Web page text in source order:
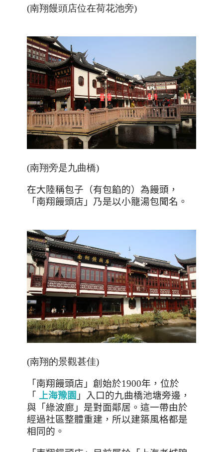
(南翔饅頭店位在荷花池旁)
(南翔旁是九曲橋)
在大陸稱包子（有包餡的）為饅頭，
「南翔饅頭店」乃是以小籠湯包聞名。
(南翔的景觀甚佳)
「南翔饅頭店」創始於1900年，位於
「 上海豫園 」入口的九曲橋池塘旁邊，
與「綠波廊」是對面鄰居。這一帶由於
經過社區整體重建，所以建築風格都是
相同的。